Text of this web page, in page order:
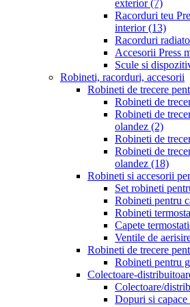
exterior(7)
Racorduri teu
interior(13)
Racorduri
Accesorii Press
Scule si
Robineti, racorduri, accesorii
Robineti de trecere
Robineti de
Robineti de
olandez (2)
Robineti de
Robineti de
olandez (18)
Robineti si accesorii
Set robineti
Robineti pentru
Robineti
Capete
Ventile de
Robineti de trecere
Robineti pentru
Colectoare-
Colectoare/
Dopuri si